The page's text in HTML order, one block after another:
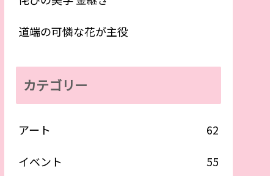
道端の可憐な花が主役
カテゴリー
アート
62
イベント
55